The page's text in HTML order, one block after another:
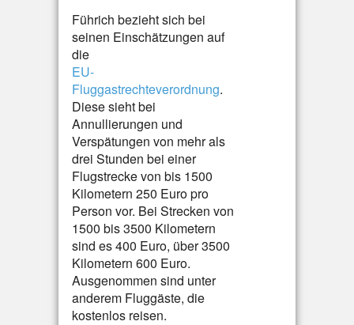
Führich bezieht sich bei
seinen Einschätzungen auf
die
EU-
Fluggastrechteverordnung.
Diese sieht bei
Annullierungen und
Verspätungen von mehr als
drei Stunden bei einer
Flugstrecke von bis 1500
Kilometern 250 Euro pro
Person vor. Bei Strecken von
1500 bis 3500 Kilometern
sind es 400 Euro, über 3500
Kilometern 600 Euro.
Ausgenommen sind unter
anderem Fluggäste, die
kostenlos reisen.